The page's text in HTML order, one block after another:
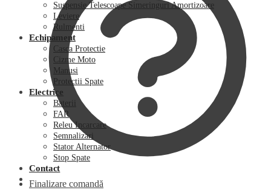
Finalizare comandă
Suspensie Telescoape Simeringuri Amortizoare
Leviere
Rulmenti
Echipament
Casca Protectie
Cizme Moto
Manusi
Protectii Spate
Electrice
Baterii
FAR
Releu Incarcare
Semnalizari
Stator Alternator
Stop Spate
Contact